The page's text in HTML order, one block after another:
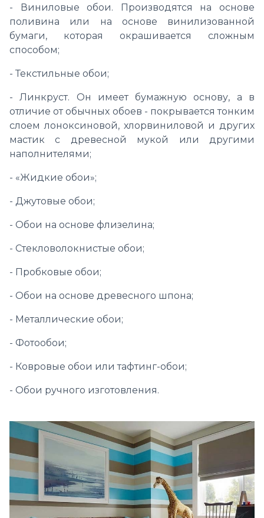
- Виниловые обои. Производятся на основе
поливина или на основе винилизованной
бумаги, которая окрашивается сложным
способом;
- Текстильные обои;
- Линкруст. Он имеет бумажную основу, а в
отличие от обычных обоев - покрывается тонким
слоем лоноксиновой, хлорвиниловой и других
мастик с древесной мукой или другими
наполнителями;
- «Жидкие обои»;
- Джутовые обои;
- Обои на основе флизелина;
- Стекловолокнистые обои;
- Пробковые обои;
- Обои на основе древесного шпона;
- Металлические обои;
- Фотообои;
- Ковровые обои или тафтинг-обои;
- Обои ручного изготовления.